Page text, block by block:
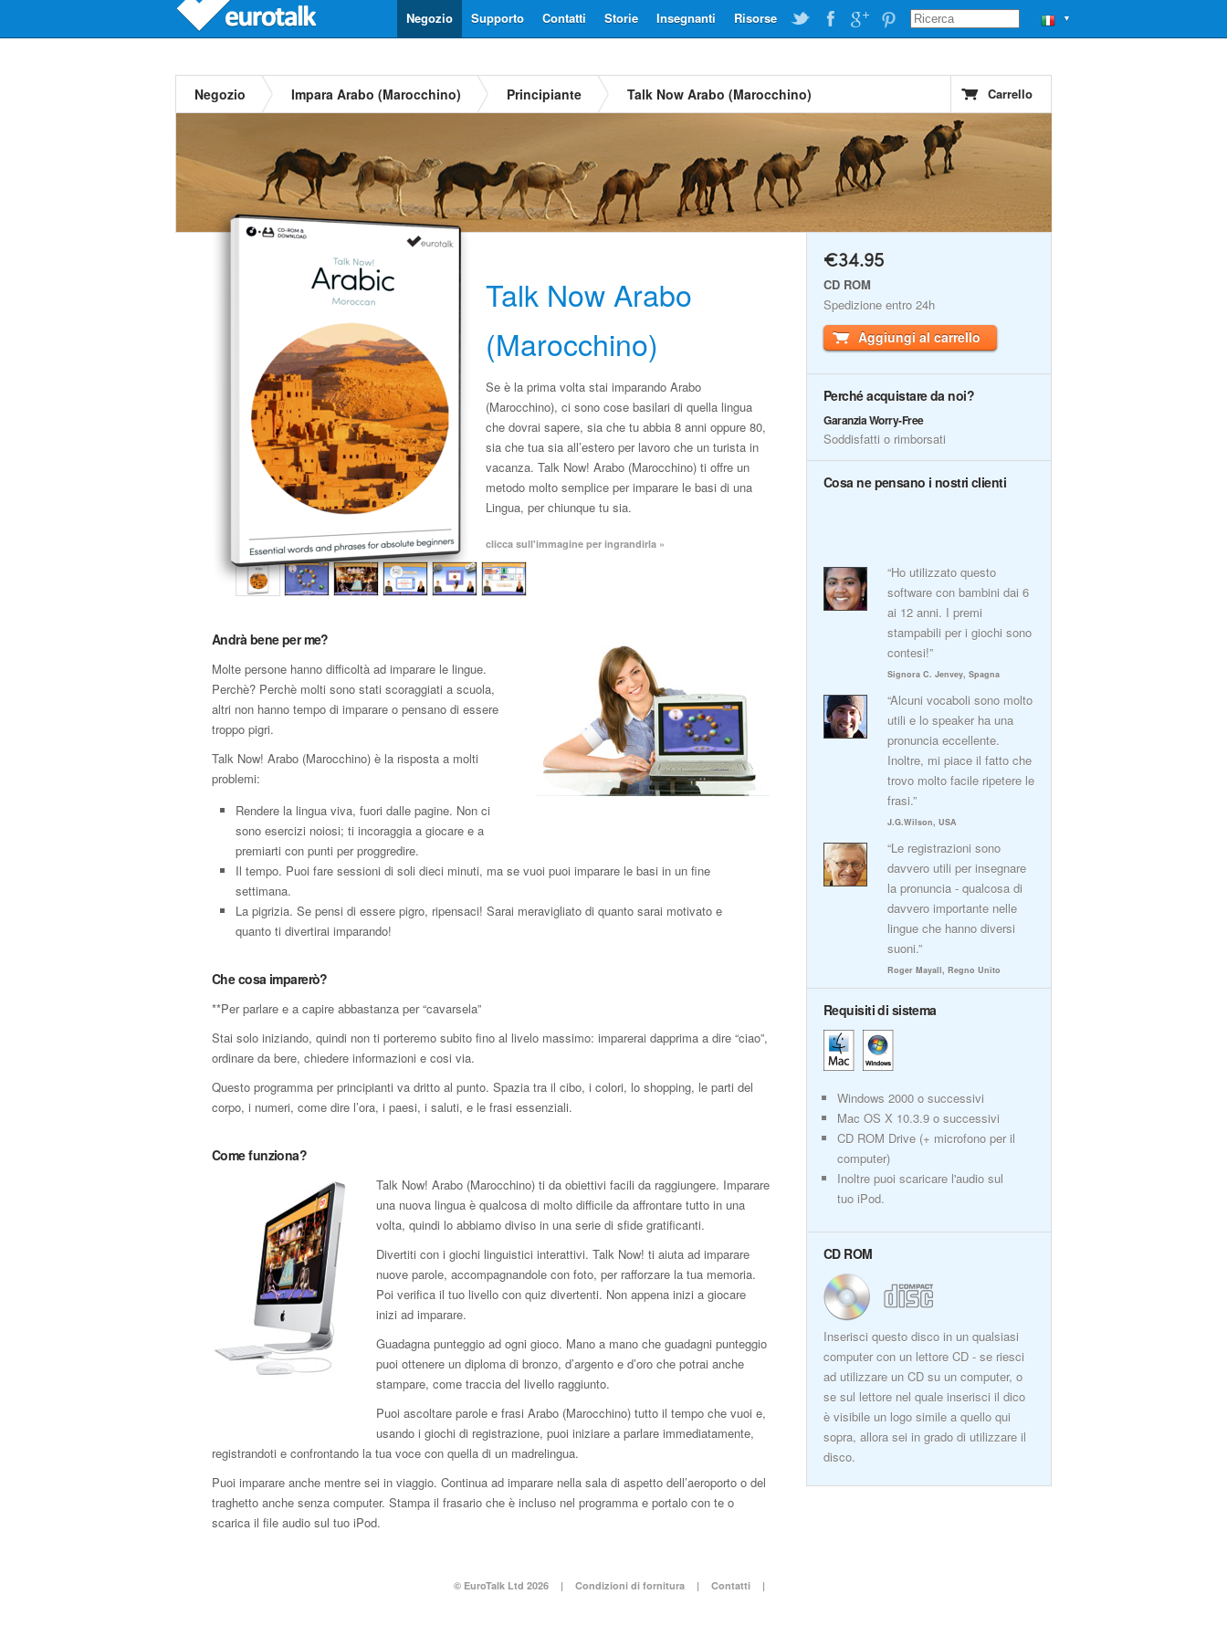
▼
Risorse
Insegnanti
Storie
Contatti
Supporto
Negozio
Negozio Impara Arabo (Marocchino) Principiante Talk Now Arabo (Marocchino) Carrello
Talk Now Arabo
(Marocchino)
Se è la prima volta stai imparando Arabo
(Marocchino), ci sono cose basilari di quella lingua
che dovrai sapere, sia che tu abbia 8 anni oppure 80,
sia che tua sia all’estero per lavoro che un turista in
vacanza. Talk Now! Arabo (Marocchino) ti offre un
metodo molto semplice per imparare le basi di una
Lingua, per chiunque tu sia.
clicca sull'immagine per ingrandirla »
Andrà bene per me?
Molte persone hanno difficoltà ad imparare le lingue.
Perchè? Perchè molti sono stati scoraggiati a scuola,
altri non hanno tempo di imparare o pensano di essere
troppo pigri.
Talk Now! Arabo (Marocchino) è la risposta a molti
problemi:
Rendere la lingua viva, fuori dalle pagine. Non ci
sono esercizi noiosi; ti incoraggia a giocare e a
premiarti con punti per proggredire.
Il tempo. Puoi fare sessioni di soli dieci minuti, ma se vuoi puoi imparare le basi in un fine
settimana.
La pigrizia. Se pensi di essere pigro, ripensaci! Sarai meravigliato di quanto sarai motivato e
quanto ti divertirai imparando!
Che cosa imparerò?
**Per parlare e a capire abbastanza per “cavarsela”
Stai solo iniziando, quindi non ti porteremo subito fino al livelo massimo: imparerai dapprima a dire “ciao”,
ordinare da bere, chiedere informazioni e cosi via.
Questo programma per principianti va dritto al punto. Spazia tra il cibo, i colori, lo shopping, le parti del
corpo, i numeri, come dire l’ora, i paesi, i saluti, e le frasi essenziali.
Come funziona?
Talk Now! Arabo (Marocchino) ti da obiettivi facili da raggiungere. Imparare
una nuova lingua è qualcosa di molto difficile da affrontare tutto in una
volta, quindi lo abbiamo diviso in una serie di sfide gratificanti.
Divertiti con i giochi linguistici interattivi. Talk Now! ti aiuta ad imparare
nuove parole, accompagnandole con foto, per rafforzare la tua memoria.
Poi verifica il tuo livello con quiz divertenti. Non appena inizi a giocare
inizi ad imparare.
Guadagna punteggio ad ogni gioco. Mano a mano che guadagni punteggio
puoi ottenere un diploma di bronzo, d’argento e d’oro che potrai anche
stampare, come traccia del livello raggiunto.
Puoi ascoltare parole e frasi Arabo (Marocchino) tutto il tempo che vuoi e,
usando i giochi di registrazione, puoi iniziare a parlare immediatamente,
registrandoti e confrontando la tua voce con quella di un madrelingua.
Puoi imparare anche mentre sei in viaggio. Continua ad imparare nella sala di aspetto dell’aeroporto o del
traghetto anche senza computer. Stampa il frasario che è incluso nel programma e portalo con te o
scarica il file audio sul tuo iPod.
€34.95
CD ROM
Spedizione entro 24h
Aggiungi al carrello
Perché acquistare da noi?
Garanzia Worry-Free
Soddisfatti o rimborsati
Cosa ne pensano i nostri clienti
“Ho utilizzato questo
software con bambini dai 6
ai 12 anni. I premi
stampabili per i giochi sono
contesi!”
Signora C. Jenvey, Spagna
“Alcuni vocaboli sono molto
utili e lo speaker ha una
pronuncia eccellente.
Inoltre, mi piace il fatto che
trovo molto facile ripetere le
frasi.”
J.G.Wilson, USA
“Le registrazioni sono
davvero utili per insegnare
la pronuncia - qualcosa di
davvero importante nelle
lingue che hanno diversi
suoni.”
Roger Mayall, Regno Unito
Requisiti di sistema
Windows 2000 o successivi
Mac OS X 10.3.9 o successivi
CD ROM Drive (+ microfono per il
computer)
Inoltre puoi scaricare l'audio sul
tuo iPod.
CD ROM
Inserisci questo disco in un qualsiasi
computer con un lettore CD - se riesci
ad utilizzare un CD su un computer, o
se sul lettore nel quale inserisci il dico
è visibile un logo simile a quello qui
sopra, allora sei in grado di utilizzare il
disco.
© EuroTalk Ltd 2026 | Condizioni di fornitura | Contatti |